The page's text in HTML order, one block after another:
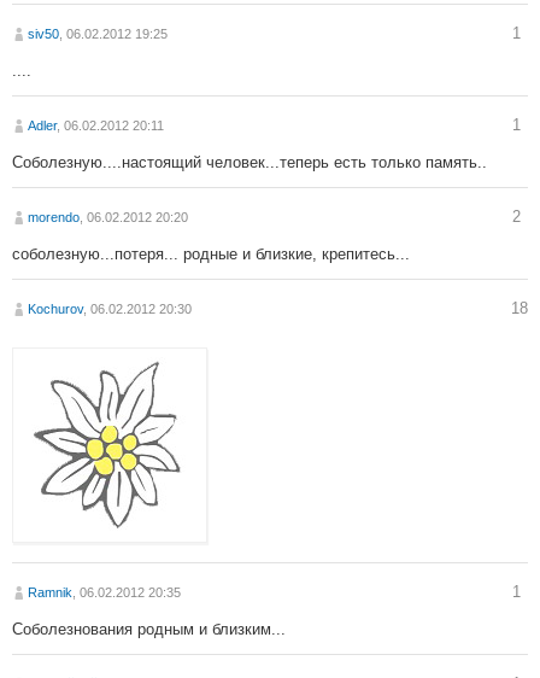
siv50 , 06.02.2012 19:25 1
....
Adler, 06.02.2012 20:11 1
Соболезную....настоящий человек...теперь есть только память..
morendo , 06.02.2012 20:20 2
соболезную...потеря... родные и близкие, крепитесь...
Kochurov, 06.02.2012 20:30 18
Ramnik , 06.02.2012 20:35 1
Соболезнования родным и близким...